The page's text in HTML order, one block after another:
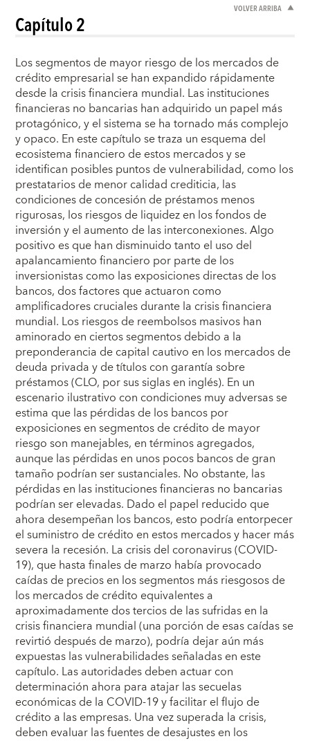
VOLVER ARRIBA
Capítulo 2
Los segmentos de mayor riesgo de los mercados de
crédito empresarial se han expandido rápidamente
desde la crisis financiera mundial. Las instituciones
financieras no bancarias han adquirido un papel más
protagónico, y el sistema se ha tornado más complejo
y opaco. En este capítulo se traza un esquema del
ecosistema financiero de estos mercados y se
identifican posibles puntos de vulnerabilidad, como los
prestatarios de menor calidad crediticia, las
condiciones de concesión de préstamos menos
rigurosas, los riesgos de liquidez en los fondos de
inversión y el aumento de las interconexiones. Algo
positivo es que han disminuido tanto el uso del
apalancamiento financiero por parte de los
inversionistas como las exposiciones directas de los
bancos, dos factores que actuaron como
amplificadores cruciales durante la crisis financiera
mundial. Los riesgos de reembolsos masivos han
aminorado en ciertos segmentos debido a la
preponderancia de capital cautivo en los mercados de
deuda privada y de títulos con garantía sobre
préstamos (CLO, por sus siglas en inglés). En un
escenario ilustrativo con condiciones muy adversas se
estima que las pérdidas de los bancos por
exposiciones en segmentos de crédito de mayor
riesgo son manejables, en términos agregados,
aunque las pérdidas en unos pocos bancos de gran
tamaño podrían ser sustanciales. No obstante, las
pérdidas en las instituciones financieras no bancarias
podrían ser elevadas. Dado el papel reducido que
ahora desempeñan los bancos, esto podría entorpecer
el suministro de crédito en estos mercados y hacer más
severa la recesión. La crisis del coronavirus (COVID-
19), que hasta finales de marzo había provocado
caídas de precios en los segmentos más riesgosos de
los mercados de crédito equivalentes a
aproximadamente dos tercios de las sufridas en la
crisis financiera mundial (una porción de esas caídas se
revirtió después de marzo), podría dejar aún más
expuestas las vulnerabilidades señaladas en este
capítulo. Las autoridades deben actuar con
determinación ahora para atajar las secuelas
económicas de la COVID-19 y facilitar el flujo de
crédito a las empresas. Una vez superada la crisis,
deben evaluar las fuentes de desajustes en los